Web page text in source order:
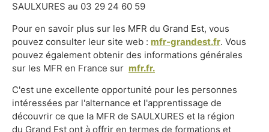
SAULXURES au 03 29 24 60 59
​Pour en savoir plus sur les MFR du Grand Est, vous
pouvez consulter leur site web : mfr-grandest.fr. Vous
pouvez également obtenir des informations générales
sur les MFR en France sur mfr.fr.
​C'est une excellente opportunité pour les personnes
intéressées par l'alternance et l'apprentissage de
découvrir ce que la MFR de SAULXURES et la région
du Grand Est ont à offrir en termes de formations et